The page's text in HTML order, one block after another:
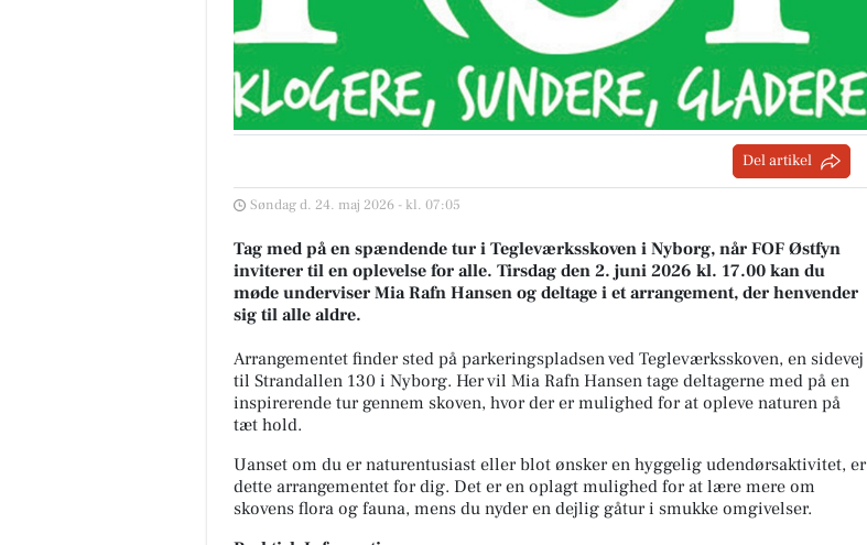
Del artikel
Søndag d. 24. maj 2026 - kl. 07:05
Tag med på en spændende tur i Tegleværksskoven i Nyborg, når FOF Østfyn
inviterer til en oplevelse for alle. Tirsdag den 2. juni 2026 kl. 17.00 kan du
møde underviser Mia Rafn Hansen og deltage i et arrangement, der henvender
sig til alle aldre.
Arrangementet finder sted på parkeringspladsen ved Tegleværksskoven, en sidevej
til Strandallen 130 i Nyborg. Her vil Mia Rafn Hansen tage deltagerne med på en
inspirerende tur gennem skoven, hvor der er mulighed for at opleve naturen på
tæt hold.
Uanset om du er naturentusiast eller blot ønsker en hyggelig udendørsaktivitet, er
dette arrangementet for dig. Det er en oplagt mulighed for at lære mere om
skovens flora og fauna, mens du nyder en dejlig gåtur i smukke omgivelser.